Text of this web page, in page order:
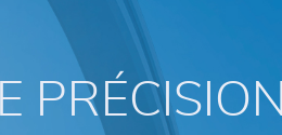
PRÉCISION